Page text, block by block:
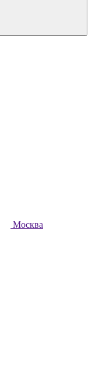
Москва